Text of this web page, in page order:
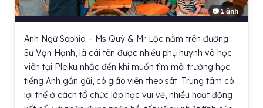
📷 1 ảnh
Anh Ngữ Sophia – Ms Quý & Mr Lộc nằm trên đường
Sư Vạn Hạnh, là cái tên được nhiều phụ huynh và học
viên tại Pleiku nhắc đến khi muốn tìm môi trường học
tiếng Anh gần gũi, có giáo viên theo sát. Trung tâm có
lợi thế ở cách tổ chức lớp học vui vẻ, nhiều hoạt động